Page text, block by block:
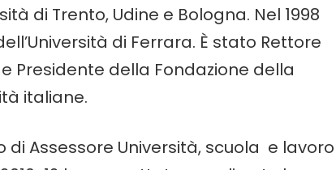
di Trento, Udine e Bologna. Nel 1998
di Ferrara. È stato Rettore
Presidente della Fondazione della
italiane.
Assessore Università, scuola e lavoro